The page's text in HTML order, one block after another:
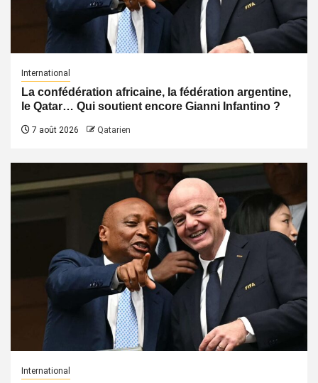
International
La confédération africaine, la fédération argentine,
le Qatar… Qui soutient encore Gianni Infantino ?
7 août 2026 Qatarien
International